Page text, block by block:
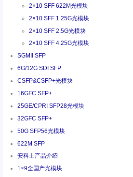
2×10 SFF 622M光模块
2×10 SFF 1.25G光模块
2×10 SFF 2.5G光模块
2×10 SFF 4.25G光模块
SGMII SFP
6G/12G SDI SFP
CSFP&CSFP+光模块
16GFC SFP+
25GE/CPRI SFP28光模块
32GFC SFP+
50G SFP56光模块
622M SFP
安科士产品介绍
1×9全国产光模块